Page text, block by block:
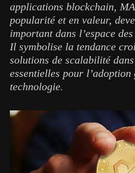
applications blockchain,
popularité et en valeur,
important dans l’espace
Il symbolise la tendance
solutions de scalabilité
essentielles pour
technologie.